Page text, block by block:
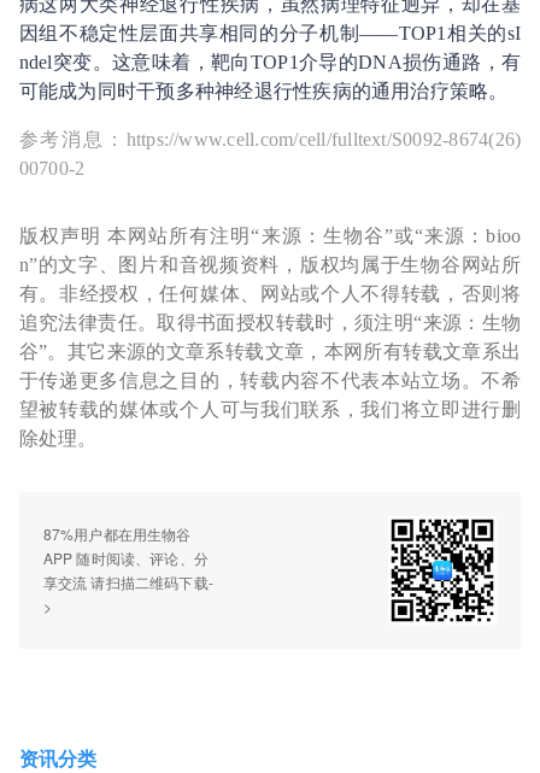
因组不稳定性层面共享相同的分子机制——TOP1相关的sI
ndel突变。这意味着，靶向TOP1介导的DNA损伤通路，有
可能成为同时干预多种神经退行性疾病的通用治疗策略。
参考消息：https://www.cell.com/cell/fulltext/S0092-8674(26)
00700-2
版权声明 本网站所有注明“来源：生物谷”或“来源：bioo
n”的文字、图片和音视频资料，版权均属于生物谷网站所
有。非经授权，任何媒体、网站或个人不得转载，否则将
追究法律责任。取得书面授权转载时，须注明“来源：生物
谷”。其它来源的文章系转载文章，本网所有转载文章系出
于传递更多信息之目的，转载内容不代表本站立场。不希
望被转载的媒体或个人可与我们联系，我们将立即进行删
除处理。
87%用户都在用生物谷
APP 随时阅读、评论、分
享交流 请扫描二维码下载-
>
资讯分类